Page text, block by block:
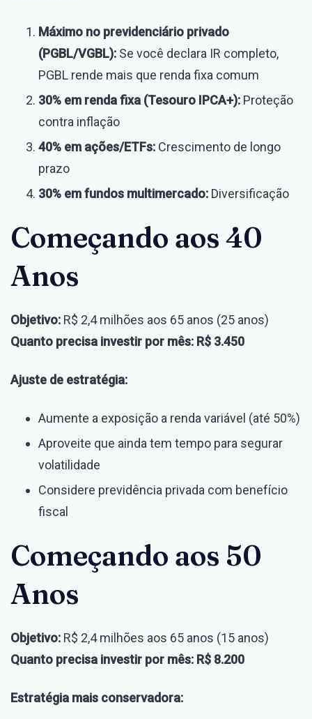
Máximo no previdenciário privado
(PGBL/VGBL): Se você declara IR completo,
PGBL rende mais que renda fixa comum
30% em renda fixa (Tesouro IPCA+): Proteção
contra inflação
40% em ações/ETFs: Crescimento de longo
prazo
30% em fundos multimercado: Diversificação
Começando aos 40
Anos
Objetivo: R$ 2,4 milhões aos 65 anos (25 anos)
Quanto precisa investir por mês: R$ 3.450
Ajuste de estratégia:
Aumente a exposição a renda variável (até 50%)
Aproveite que ainda tem tempo para segurar
volatilidade
Considere previdência privada com benefício
fiscal
Começando aos 50
Anos
Objetivo: R$ 2,4 milhões aos 65 anos (15 anos)
Quanto precisa investir por mês: R$ 8.200
Estratégia mais conservadora: